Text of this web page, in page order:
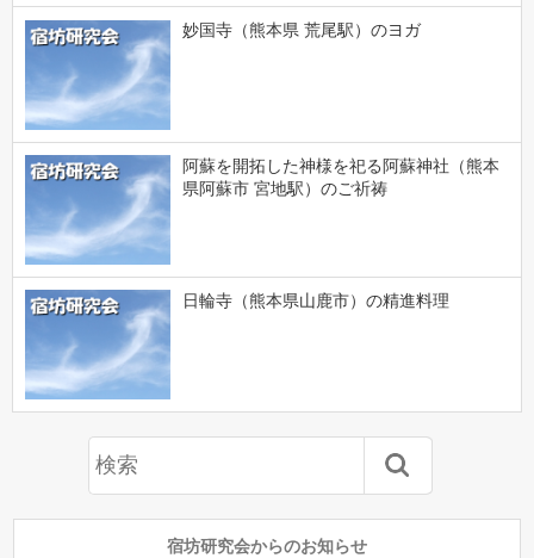
妙国寺（熊本県 荒尾駅）のヨガ
阿蘇を開拓した神様を祀る阿蘇神社（熊本
県阿蘇市 宮地駅）のご祈祷
日輪寺（熊本県山鹿市）の精進料理
宿坊研究会からのお知らせ